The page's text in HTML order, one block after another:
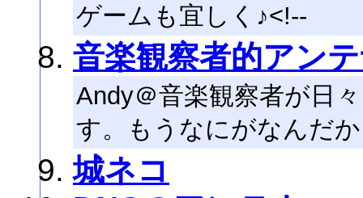
ゲームも宜しく♪<!--
音楽観察者的アン
Andy＠音楽観察者が日
す。もうなにがなんだ
城ネコ